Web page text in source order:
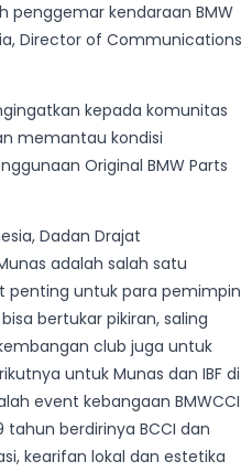
penggemar kendaraan BMW
Director of Communications
kepada komunitas
memantau kondisi
Original BMW Parts
Dadan Drajat
adalah salah satu
penting untuk para pemimpin
bertukar pikiran, saling
club juga untuk
untuk Munas dan IBF di
event kebangaan BMWCCI
tahun berdirinya BCCI dan
kearifan lokal dan estetika